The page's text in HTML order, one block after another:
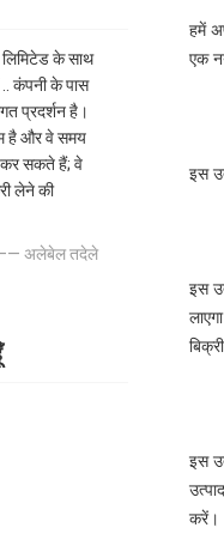
लिमिटेड के साथ
कंपनी के पास
प्रदर्शन है।
है और वे समय
कर सकते हैं; वे
लेने की
अलेबेल तदेले
हमें
एक
इस
इस
इस
करें।